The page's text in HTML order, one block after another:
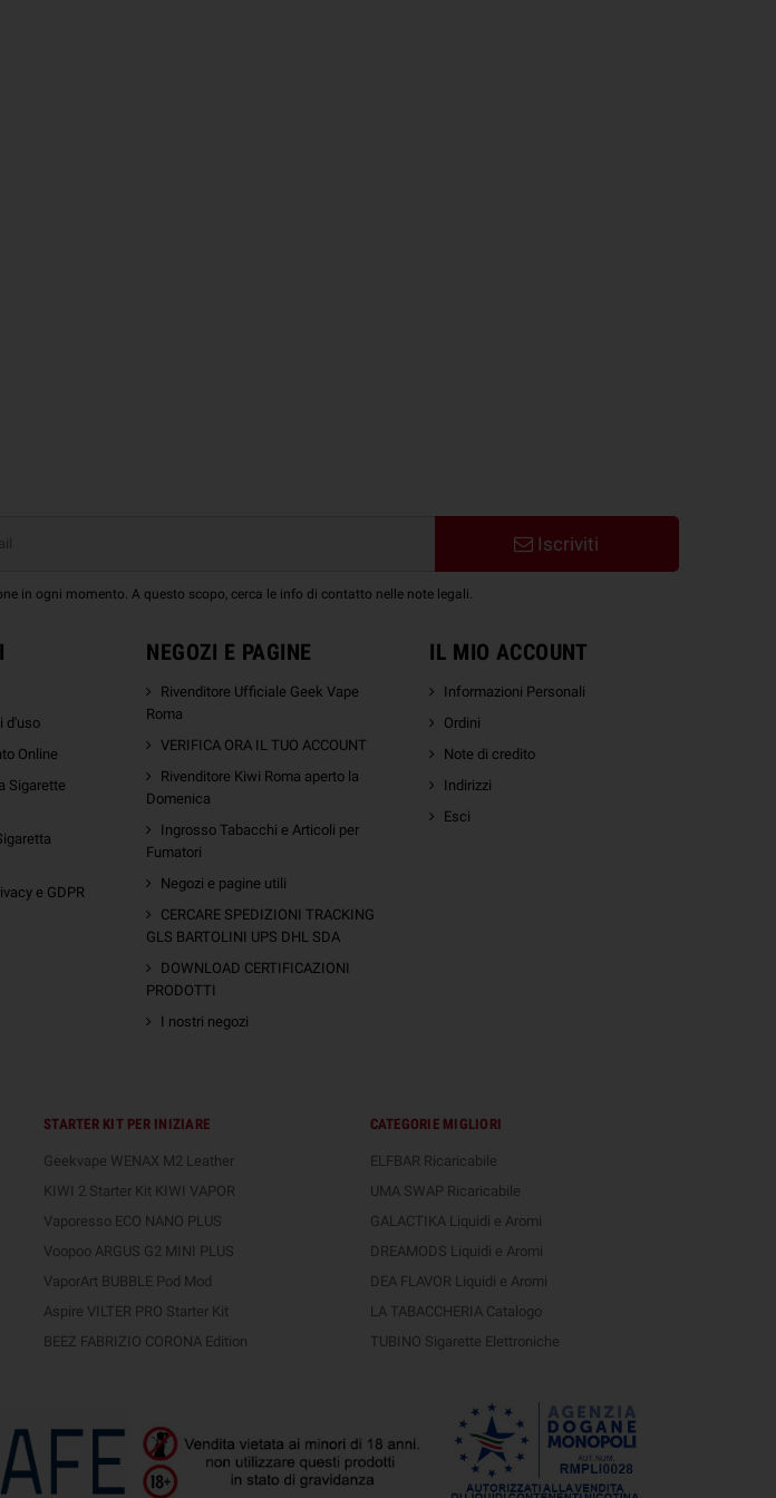
Iscriviti
in ogni momento. A questo scopo, cerca le info di contatto nelle note legali.
d'uso
Online
Sigarette
e GDPR
NEGOZI E PAGINE
Rivenditore Ufficiale Geek Vape
Roma
VERIFICA ORA IL TUO ACCOUNT
Rivenditore Kiwi Roma aperto la
Domenica
Ingrosso Tabacchi e Articoli per
Fumatori
Negozi e pagine utili
CERCARE SPEDIZIONI TRACKING
GLS BARTOLINI UPS DHL SDA
DOWNLOAD CERTIFICAZIONI
PRODOTTI
I nostri negozi
IL MIO ACCOUNT
Informazioni Personali
Ordini
Note di credito
Indirizzi
Esci
STARTER KIT PER INIZIARE
Geekvape WENAX M2 Leather
KIWI 2 Starter Kit KIWI VAPOR
Vaporesso ECO NANO PLUS
Voopoo ARGUS G2 MINI PLUS
VaporArt BUBBLE Pod Mod
Aspire VILTER PRO Starter Kit
BEEZ FABRIZIO CORONA Edition
CATEGORIE MIGLIORI
ELFBAR Ricaricabile
UMA SWAP Ricaricabile
GALACTIKA Liquidi e Aromi
DREAMODS Liquidi e Aromi
DEA FLAVOR Liquidi e Aromi
LA TABACCHERIA Catalogo
TUBINO Sigarette Elettroniche